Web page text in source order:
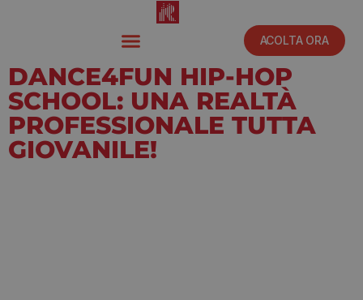
ACOLTA ORA
DANCE4FUN HIP-HOP
SCHOOL: UNA REALTÀ
PROFESSIONALE TUTTA
GIOVANILE!